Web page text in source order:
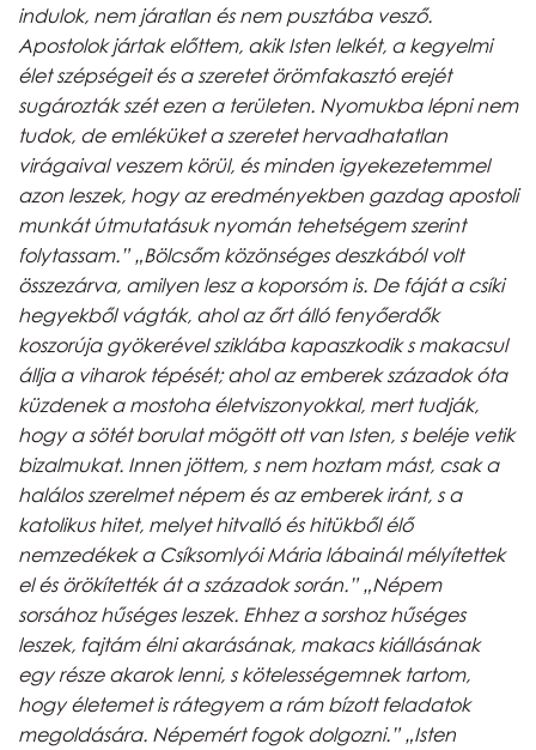
indulok, nem járatlan és nem pusztába vesző.
Apostolok jártak előttem, akik Isten lelkét, a kegyelmi
élet szépségeit és a szeretet örömfakasztó erejét
sugározták szét ezen a területen. Nyomukba lépni nem
tudok, de emléküket a szeretet hervadhatatlan
virágaival veszem körül, és minden igyekezetemmel
azon leszek, hogy az eredményekben gazdag apostoli
munkát útmutatásuk nyomán tehetségem szerint
folytassam.”„Bölcsőm közönséges deszkából volt
összezárva, amilyen lesz a koporsóm is. De fáját a csíki
hegyekből vágták, ahol az őrt álló fenyőerdők
koszorúja gyökerével sziklába kapaszkodik s makacsul
állja a viharok tépését; ahol az emberek századok óta
küzdenek a mostoha életviszonyokkal, mert tudják,
hogy a sötét borulat mögött ott van Isten, s beléje vetik
bizalmukat. Innen jöttem, s nem hoztam mást, csak a
halálos szerelmet népem és az emberek iránt, s a
katolikus hitet, melyet hitvalló és hitükből élő
nemzedékek a Csíksomlyói Mária lábainál mélyítettek
el és örökítették át a századok során.”„Népem
sorsához hűséges leszek. Ehhez a sorshoz hűséges
leszek, fajtám élni akarásának, makacs kiállásának
egy része akarok lenni, s kötelességemnek tartom,
hogy életemet is rátegyem a rám bízott feladatok
megoldására. Népemért fogok dolgozni.” „Isten